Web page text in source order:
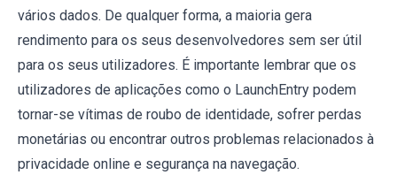
vários dados. De qualquer forma, a maioria gera
rendimento para os seus desenvolvedores sem ser útil
para os seus utilizadores. É importante lembrar que os
utilizadores de aplicações como o LaunchEntry podem
tornar-se vítimas de roubo de identidade, sofrer perdas
monetárias ou encontrar outros problemas relacionados à
privacidade online e segurança na navegação.